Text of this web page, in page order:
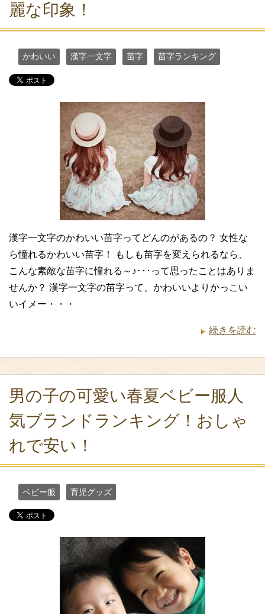
麗な印象！
かわいい 漢字一文字 苗字 苗字ランキング
漢字一文字のかわいい苗字ってどんのがあるの？ 女性な
ら憧れるかわいい苗字！ もしも苗字を変えられるなら、
こんな素敵な苗字に憧れる～♪･･･って思ったことはありま
せんか？ 漢字一文字の苗字って、かわいいよりかっこい
いイメー・・・
続きを読む
男の子の可愛い春夏ベビー服人
気ブランドランキング！おしゃ
れで安い！
ベビー服 育児グッズ